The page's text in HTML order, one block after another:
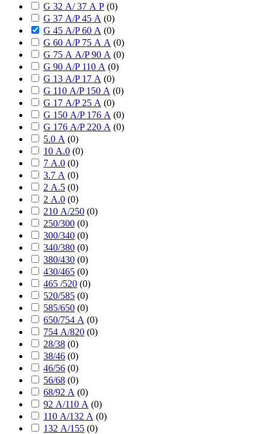
G 32 А/ 37 А P (0)
G 37 А/P 45 А (0)
G 45 А/P 60 А (0)
G 60 А/P 75 А А (0)
G 75 А А/P 90 А (0)
G 90 А/P 110 А (0)
G 13 А/P 17 А (0)
G 110 А/P 150 А (0)
G 17 А/P 25 А (0)
G 150 А/P 176 А (0)
G 176 А/P 220 А (0)
5.0 А (0)
10 А.0 (0)
7 А.0 (0)
3.7 А (0)
2 А.5 (0)
2 А.0 (0)
210 А/250 (0)
250/300 (0)
300/340 (0)
340/380 (0)
380/430 (0)
430/465 (0)
465 /520 (0)
520/585 (0)
585/650 (0)
650/754 А (0)
754 А/820 (0)
28/38 (0)
38/46 (0)
46/56 (0)
56/68 (0)
68/92 А (0)
92 А/110 А (0)
110 А/132 А (0)
132 А/155 (0)